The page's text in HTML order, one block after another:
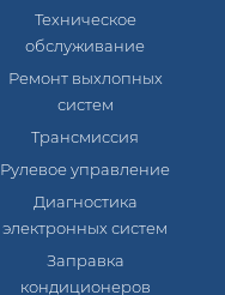
Техническое
обслуживание
Ремонт выхлопных
систем
Трансмиссия
Рулевое управление
Диагностика
электронных систем​
Заправка
кондиционеров